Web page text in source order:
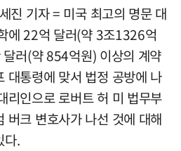
진 기자 = 미국 최고의 명문 대
에 22억 달러(약 3조1326억
러(약 854억원) 이상의 계약
대통령에 맞서 법정 공방에 나
리인으로 로버트 허 미 법무부
버크 변호사가 나선 것에 대해
다.